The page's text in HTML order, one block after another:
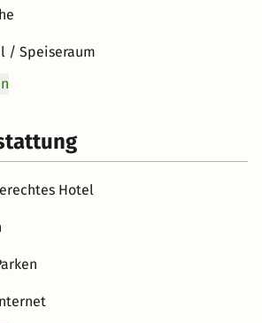
/ Speiseraum
Hotel